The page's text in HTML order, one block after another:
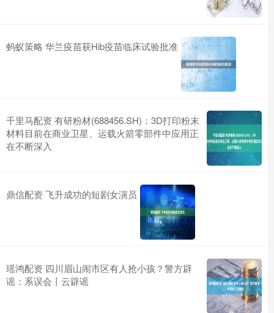
蚂蚁策略 华兰疫苗获Hib疫苗临床试验批准
千里马配资 有研粉材(688456.SH)：3D打印粉末
材料目前在商业卫星、运载火箭零部件中应用正
在不断深入
鼎信配资 飞升成功的短剧女演员
瑶鸿配资 四川眉山闹市区有人抢小孩？警方辟
谣：系误会丨云辟谣